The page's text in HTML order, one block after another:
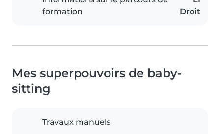
formation
Droit
Mes superpouvoirs de baby-
sitting
Travaux manuels